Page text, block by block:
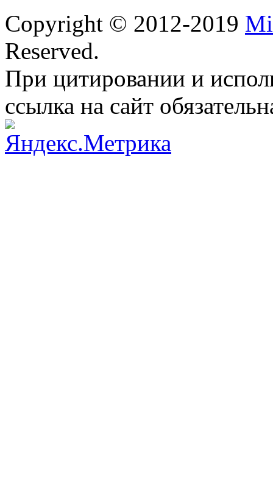
Copyright © 2012-2019
Reserved.
При цитировании и
ссылка на сайт